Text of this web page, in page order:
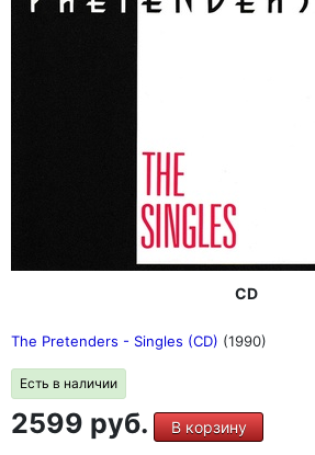
CD
The Pretenders - Singles (CD) (1990)
Есть в наличии
2599 руб. В корзину